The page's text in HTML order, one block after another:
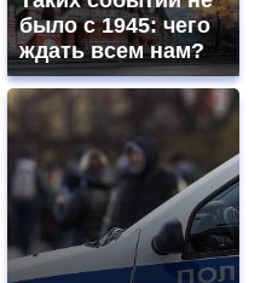
было с 1945: чего
ждать всем нам?